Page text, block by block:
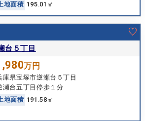
地面積 195.01㎡
台５丁目
万円
庫県宝塚市逆瀬台５丁目
瀬台五丁目停歩１分
地面積 191.58㎡